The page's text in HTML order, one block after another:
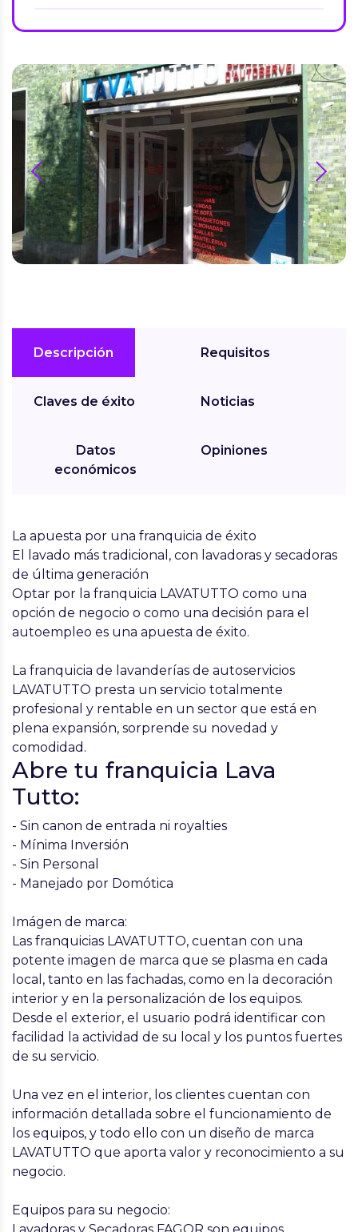
prev next
Descripción
Claves de éxito
Datos
económicos
Requisitos
Noticias
Opiniones
La apuesta por una franquicia de éxito
El lavado más tradicional, con lavadoras y secadoras
de última generación
Optar por la franquicia LAVATUTTO como una
opción de negocio o como una decisión para el
autoempleo es una apuesta de éxito.
La franquicia de lavanderías de autoservicios
LAVATUTTO presta un servicio totalmente
profesional y rentable en un sector que está en
plena expansión, sorprende su novedad y
comodidad.
Abre tu franquicia Lava
Tutto:
- Sin canon de entrada ni royalties
- Mínima Inversión
- Sin Personal
- Manejado por Domótica
Imágen de marca:
Las franquicias LAVATUTTO, cuentan con una
potente imagen de marca que se plasma en cada
local, tanto en las fachadas, como en la decoración
interior y en la personalización de los equipos.
Desde el exterior, el usuario podrá identificar con
facilidad la actividad de su local y los puntos fuertes
de su servicio.
Una vez en el interior, los clientes cuentan con
información detallada sobre el funcionamiento de
los equipos, y todo ello con un diseño de marca
LAVATUTTO que aporta valor y reconocimiento a su
negocio.
Equipos para su negocio: